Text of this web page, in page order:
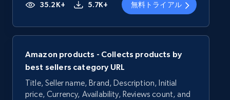
35.2K+ 5.7K+ 無料トライアル
Amazon products - Collects products by
best sellers category URL
Title, Seller name, Brand, Description, Initial
price, Currency, Availability, Reviews count, and